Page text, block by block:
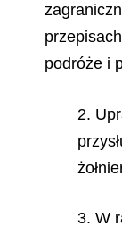
podróże i
2.
3. W